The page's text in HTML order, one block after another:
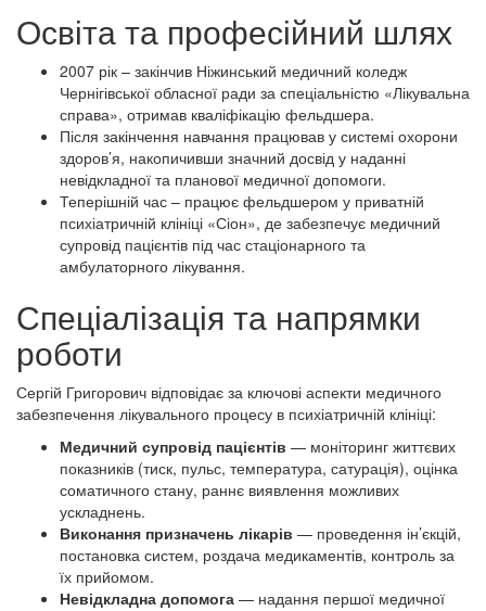
Освіта та професійний шлях
2007 рік – закінчив Ніжинський медичний коледж
Чернігівської обласної ради за спеціальністю «Лікувальна
справа», отримав кваліфікацію фельдшера.
Після закінчення навчання працював у системі охорони
здоров’я, накопичивши значний досвід у наданні
невідкладної та планової медичної допомоги.
Теперішній час – працює фельдшером у приватній
психіатричній клініці «Сіон», де забезпечує медичний
супровід пацієнтів під час стаціонарного та
амбулаторного лікування.
Спеціалізація та напрямки
роботи
Сергій Григорович відповідає за ключові аспекти медичного
забезпечення лікувального процесу в психіатричній клініці:
Медичний супровід пацієнтів — моніторинг життєвих
показників (тиск, пульс, температура, сатурація), оцінка
соматичного стану, раннє виявлення можливих
ускладнень.
Виконання призначень лікарів — проведення ін’єкцій,
постановка систем, роздача медикаментів, контроль за
їх прийомом.
Невідкладна допомога — надання першої медичної